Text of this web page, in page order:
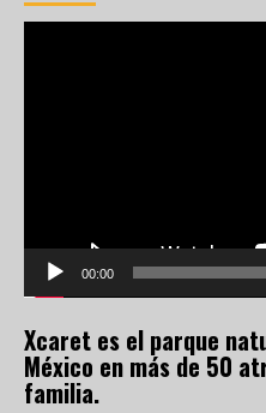
00:00
Xcaret es el parque
México en más de 50
familia.